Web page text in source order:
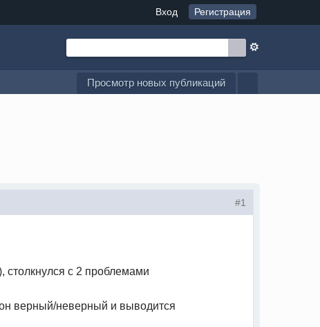
Вход Регистрация
Просмотр новых публикаций
#1
с 2 проблемами
он верный/неверный и выводится